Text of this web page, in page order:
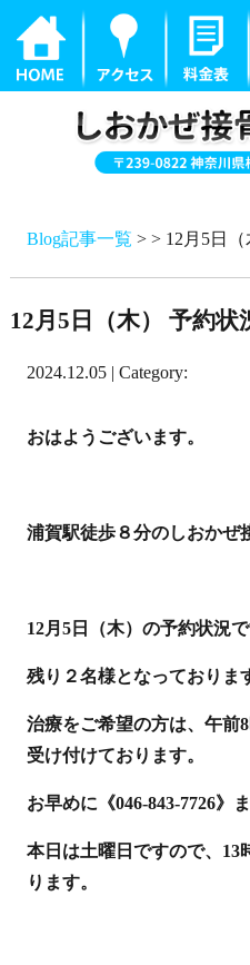
Blog記事一覧 > > 12月5日
12月5日（木） 予約状
2024.12.05 | Category:
おはようございます。
浦賀駅徒歩８分のしおかぜ
12月5日（木）の予約状況で
残り２名様となっておりま
治療をご希望の方は、午前
受け付けております。
お早めに《046-843-7726》
本日は土曜日ですので、13
ります。